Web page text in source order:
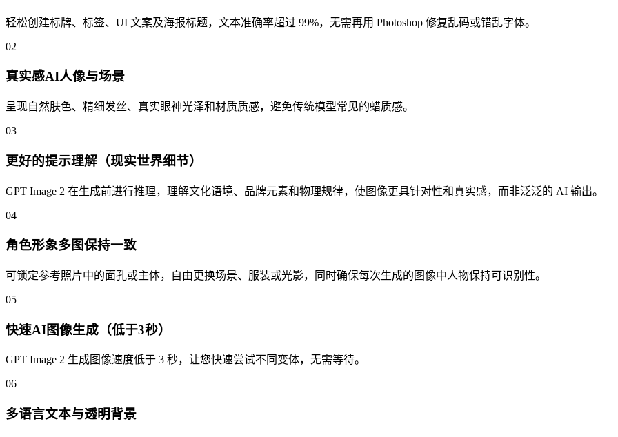
轻松创建标牌、标签、UI 文案及海报标题，文本准确率超过 99%，无需再用 Photoshop 修复乱码或错乱字体。
02
真实感AI人像与场景
呈现自然肤色、精细发丝、真实眼神光泽和材质质感，避免传统模型常见的蜡质感。
03
更好的提示理解（现实世界细节）
GPT Image 2 在生成前进行推理，理解文化语境、品牌元素和物理规律，使图像更具针对性和真实感，而非泛泛的 AI 输出。
04
角色形象多图保持一致
可锁定参考照片中的面孔或主体，自由更换场景、服装或光影，同时确保每次生成的图像中人物保持可识别性。
05
快速AI图像生成（低于3秒）
GPT Image 2 生成图像速度低于 3 秒，让您快速尝试不同变体，无需等待。
06
多语言文本与透明背景